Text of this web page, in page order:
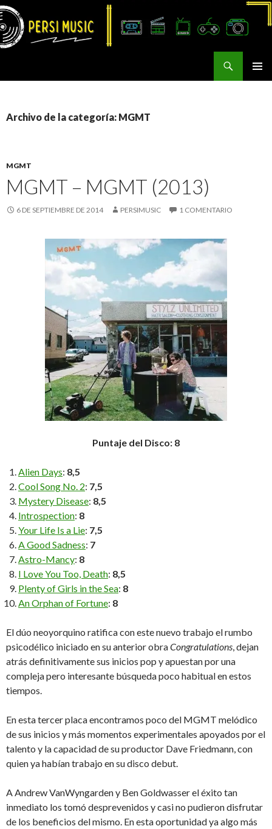
Archivo de la categoría: MGMT
MGMT
MGMT – MGMT (2013)
6 DE SEPTIEMBRE DE 2014 PERSIMUSIC 1 COMENTARIO
Puntaje del Disco: 8
Alien Days: 8,5
Cool Song No. 2: 7,5
Mystery Disease: 8,5
Introspection: 8
Your Life Is a Lie: 7,5
A Good Sadness: 7
Astro-Mancy: 8
I Love You Too, Death: 8,5
Plenty of Girls in the Sea: 8
An Orphan of Fortune: 8
El dúo neoyorquino ratifica con este nuevo trabajo el rumbo
psicodélico iniciado en su anterior obraCongratulations, dejan
atrás definitivamente sus inicios pop y apuestan por una
compleja pero interesante búsqueda poco habitual en estos
tiempos.
En esta tercer placa encontramos poco del MGMT melódico
de sus inicios y más momentos experimentales apoyados por el
talento y la capacidad de su productor Dave Friedmann, con
quien ya habían trabajo en su disco debut.
A Andrew VanWyngarden y Ben Goldwasser el éxito tan
inmediato los tomó desprevenidos y casi no pudieron disfrutar
de los beneficios del mismo. En esta oportunidad ya algo más